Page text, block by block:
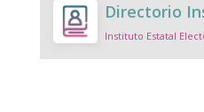
Directorio
Instituto Estatal